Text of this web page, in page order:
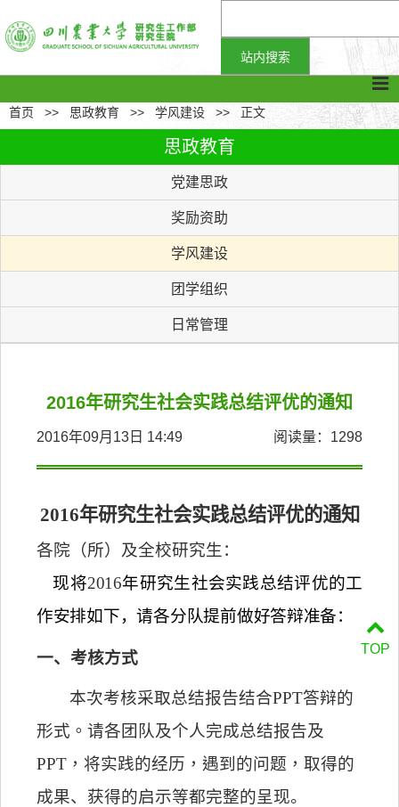
首页 >> 思政教育 >> 学风建设 >> 正文
思政教育
党建思政
奖励资助
学风建设
团学组织
日常管理
2016年研究生社会实践总结评优的通知
2016年09月13日 14:49 阅读量： 1298
2016年研究生社会实践总结评优的通知
各院（所）及全校研究生：
现将2016年研究生社会实践总结评优的工
作安排如下，请各分队提前做好答辩准备：
一、考核方式
本次考核采取总结报告结合PPT答辩的
形式。请各团队及个人完成总结报告及
PPT ，将实践的经历，遇到的问题， 取得的
成果、获得的启示等都完整的呈现。
TOP